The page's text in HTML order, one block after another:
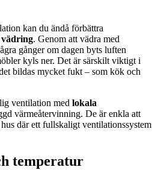
kan du ändå förbättra
. Genom att vädra med
gånger om dagen byts luften
kyls ner. Det är särskilt viktigt i
bildas mycket fukt – som kök och
ventilation med lokala
värmeåtervinning. De är enkla att
där ett fullskaligt ventilationssystem
temperatur